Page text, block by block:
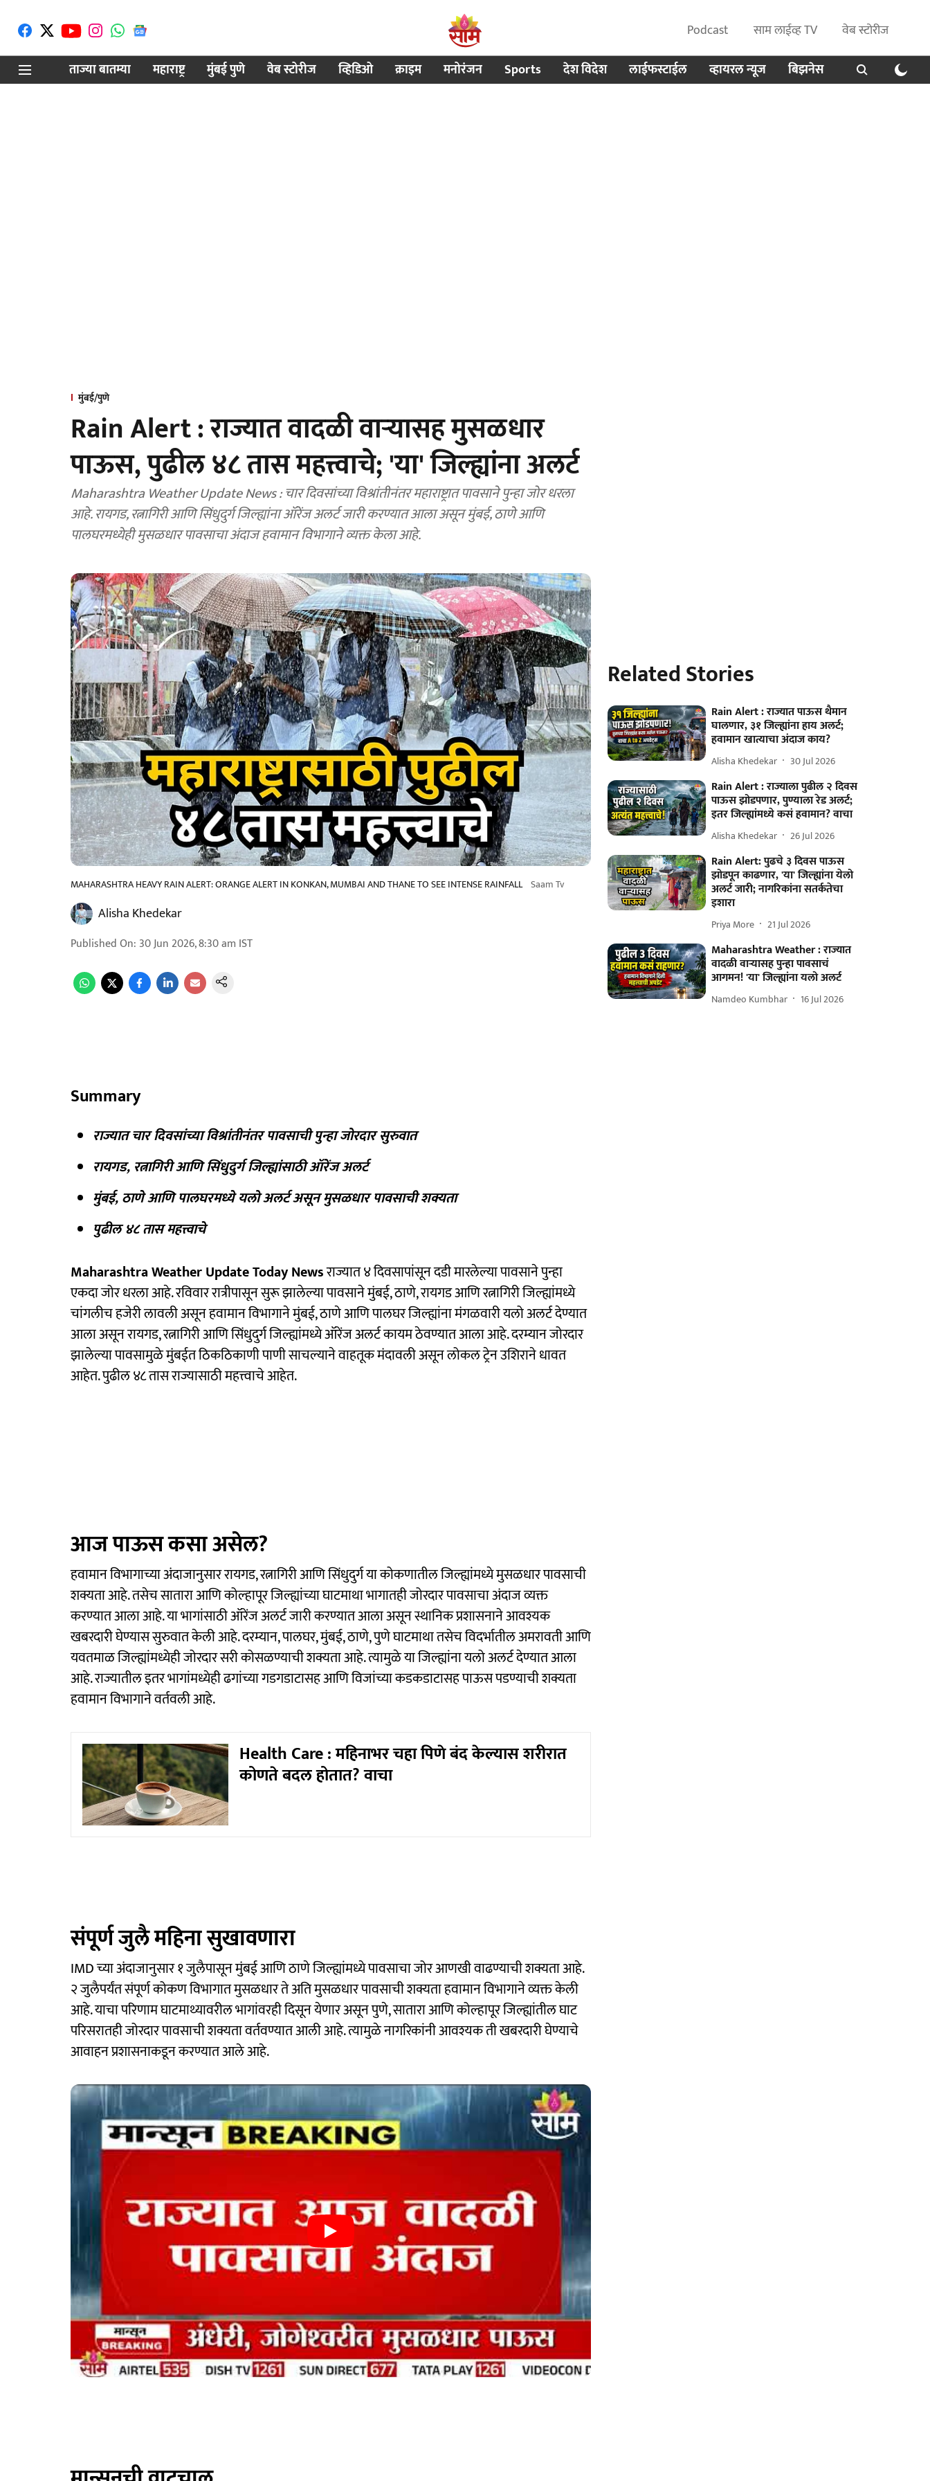
Podcast साम लाईव्ह TV
वेब स्टोरीज
ताज्या बातम्या
महाराष्ट्र मुंबई पुणे वेब स्टोरीज व्हिडिओ क्राइम मनोरंजन Sports देश विदेश लाईफस्टाईल व्हायरल न्यूज बिझनेस
मुंबई/पुणे
Rain Alert : राज्यात वादळी वाऱ्यासह मुसळधार
पाऊस, पुढील ४८ तास महत्त्वाचे; 'या' जिल्ह्यांना अलर्ट
Maharashtra Weather Update News : चार दिवसांच्या विश्रांतीनंतर महाराष्ट्रात पावसाने पुन्हा जोर धरला
आहे. रायगड, रत्नागिरी आणि सिंधुदुर्ग जिल्ह्यांना ऑरेंज अलर्ट जारी करण्यात आला असून मुंबई, ठाणे आणि
पालघरमध्येही मुसळधार पावसाचा अंदाज हवामान विभागाने व्यक्त केला आहे.
MAHARASHTRA HEAVY RAIN ALERT: ORANGE ALERT IN KONKAN, MUMBAI AND THANE TO SEE INTENSE RAINFALL Saam Tv
Alisha Khedekar
Published On: 30 Jun 2026, 8:30 am IST
Summary
राज्यात चार दिवसांच्या विश्रांतीनंतर पावसाची पुन्हा जोरदार सुरुवात
रायगड, रत्नागिरी आणि सिंधुदुर्ग जिल्ह्यांसाठी ऑरेंज अलर्ट
मुंबई, ठाणे आणि पालघरमध्ये यलो अलर्ट असून मुसळधार पावसाची शक्यता
पुढील ४८ तास महत्त्वाचे
Maharashtra Weather Update Today Newsराज्यात ४ दिवसापांसून दडी मारलेल्या पावसाने पुन्हा
एकदा जोर धरला आहे. रविवार रात्रीपासून सुरू झालेल्या पावसाने मुंबई, ठाणे, रायगड आणि रत्नागिरी जिल्ह्यांमध्ये
चांगलीच हजेरी लावली असून हवामान विभागाने मुंबई, ठाणे आणि पालघर जिल्ह्यांना मंगळवारी यलो अलर्ट देण्यात
आला असून रायगड, रत्नागिरी आणि सिंधुदुर्ग जिल्ह्यांमध्ये ऑरेंज अलर्ट कायम ठेवण्यात आला आहे. दरम्यान जोरदार
झालेल्या पावसामुळे मुंबईत ठिकठिकाणी पाणी साचल्याने वाहतूक मंदावली असून लोकल ट्रेन उशिराने धावत
आहेत. पुढील ४८ तास राज्यासाठी महत्त्वाचे आहेत.
आज पाऊस कसा असेल?
हवामान विभागाच्या अंदाजानुसार रायगड, रत्नागिरी आणि सिंधुदुर्ग या कोकणातील जिल्ह्यांमध्ये मुसळधार पावसाची
शक्यता आहे. तसेच सातारा आणि कोल्हापूर जिल्ह्यांच्या घाटमाथा भागातही जोरदार पावसाचा अंदाज व्यक्त
करण्यात आला आहे. या भागांसाठी ऑरेंज अलर्ट जारी करण्यात आला असून स्थानिक प्रशासनाने आवश्यक
खबरदारी घेण्यास सुरुवात केली आहे. दरम्यान, पालघर, मुंबई, ठाणे, पुणे घाटमाथा तसेच विदर्भातील अमरावती आणि
यवतमाळ जिल्ह्यांमध्येही जोरदार सरी कोसळण्याची शक्यता आहे. त्यामुळे या जिल्ह्यांना यलो अलर्ट देण्यात आला
आहे. राज्यातील इतर भागांमध्येही ढगांच्या गडगडाटासह आणि विजांच्या कडकडाटासह पाऊस पडण्याची शक्यता
हवामान विभागाने वर्तवली आहे.
Health Care : महिनाभर चहा पिणे बंद केल्यास शरीरात
कोणते बदल होतात? वाचा
संपूर्ण जुलै महिना सुखावणारा
IMD च्या अंदाजानुसार १ जुलैपासून मुंबई आणि ठाणे जिल्ह्यांमध्ये पावसाचा जोर आणखी वाढण्याची शक्यता आहे.
२ जुलैपर्यंत संपूर्ण कोकण विभागात मुसळधार ते अति मुसळधार पावसाची शक्यता हवामान विभागाने व्यक्त केली
आहे. याचा परिणाम घाटमाथ्यावरील भागांवरही दिसून येणार असून पुणे, सातारा आणि कोल्हापूर जिल्ह्यांतील घाट
परिसरातही जोरदार पावसाची शक्यता वर्तवण्यात आली आहे. त्यामुळे नागरिकांनी आवश्यक ती खबरदारी घेण्याचे
आवाहन प्रशासनाकडून करण्यात आले आहे.
Related Stories
Rain Alert : राज्यात पाऊस थैमान
घालणार, ३१ जिल्ह्यांना हाय अलर्ट;
हवामान खात्याचा अंदाज काय?
Alisha Khedekar 30 Jul 2026
Rain Alert : राज्याला पुढील २ दिवस
पाऊस झोडपणार, पुण्याला रेड अलर्ट;
इतर जिल्ह्यांमध्ये कसं हवामान? वाचा
Alisha Khedekar 26 Jul 2026
Rain Alert: पुढचे ३ दिवस पाऊस
झोडपून काढणार, 'या' जिल्ह्यांना येलो
अलर्ट जारी; नागरिकांना सतर्कतेचा
इशारा
Priya More 21 Jul 2026
Maharashtra Weather : राज्यात
वादळी वाऱ्यासह पुन्हा पावसाचं
आगमन! 'या' जिल्ह्यांना यलो अलर्ट
Namdeo Kumbhar 16 Jul 2026